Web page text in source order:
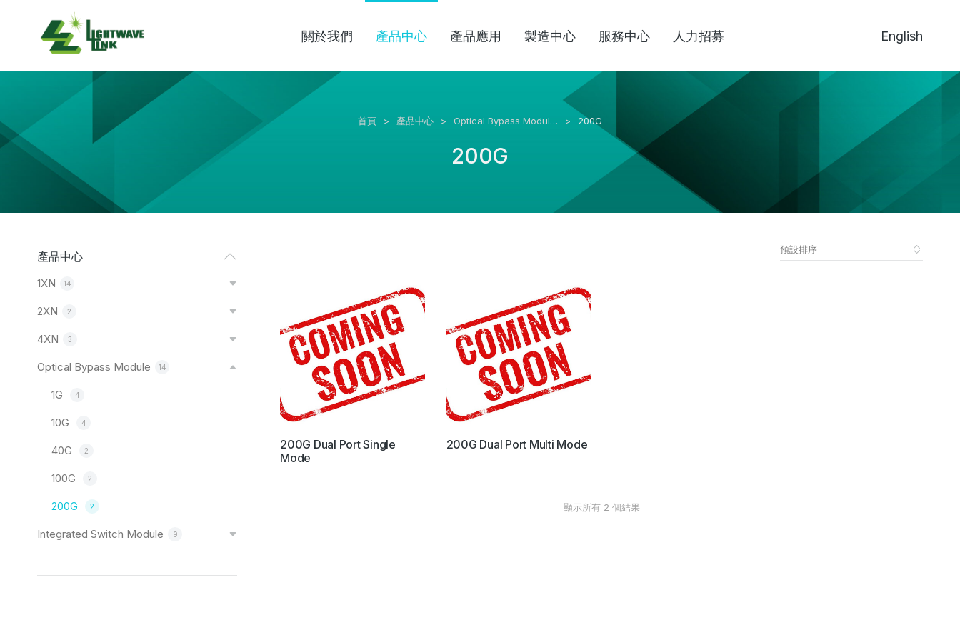
關於我們 產品中心 產品應用 製造中心 服務中心 人力招募 English
You are here: 首頁 產品中心 Optical Bypass Modul… 200G
200G
產品中心
1XN 14
2XN 2
4XN 3
Optical Bypass Module 14
1G 4
10G 4
40G 2
100G 2
200G 2
Integrated Switch Module 9
200G Dual Port Single
Mode
200G Dual Port Multi Mode
顯示所有 2 個結果